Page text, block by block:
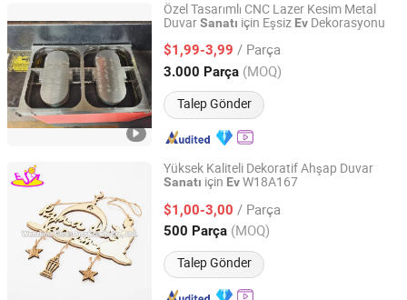
Özel Tasarımlı CNC Lazer Kesim Metal
DuvarSanatı için Eşsiz Ev Dekorasyonu
$1,99-3,99 / Parça
3.000 Parça (MOQ)
Talep Gönder
GUANGDONG DONGJI INTELLIGENT DEVICE CO.,LTD.
Guangdong, China Fiyat 2012
Yüksek Kaliteli Dekoratif Ahşap Duvar
Sanatı için EvW18A167
$1,00-3,00 / Parça
500 Parça (MOQ)
Talep Gönder
WENZHOU TIMES ARTS&CRAFTS CO., LTD.
Zhejiang, China Fiyat 2008